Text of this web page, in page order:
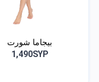
بيجاما شورت
1,490SYP